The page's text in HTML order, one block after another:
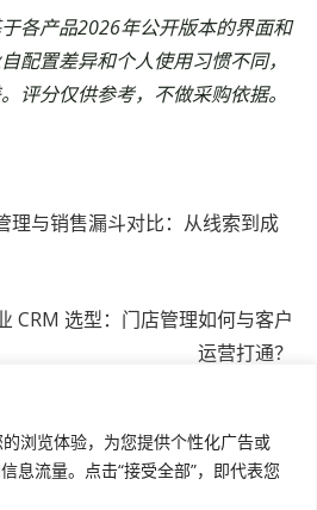
浏览体验，为您提供个性化广告或
息流量。点击“接受全部”，即代表您
各产品2026年公开版本的界面和
配置差异和个人使用习惯不同，
评分仅供参考，不做采购依据。
理与销售漏斗对比：从线索到成
CRM 选型：门店管理如何与客户
运营打通？